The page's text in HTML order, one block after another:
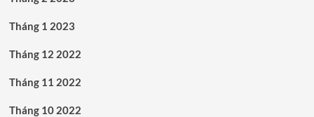
Tháng 1 2023
Tháng 12 2022
Tháng 11 2022
Tháng 10 2022